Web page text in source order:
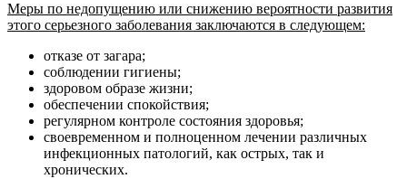
Меры по недопущению или снижению вероятности развития
этого серьезного заболевания заключаются в следующем:
отказе от загара;
соблюдении гигиены;
здоровом образе жизни;
обеспечении спокойствия;
регулярном контроле состояния здоровья;
своевременном и полноценном лечении различных
инфекционных патологий, как острых, так и
хронических.